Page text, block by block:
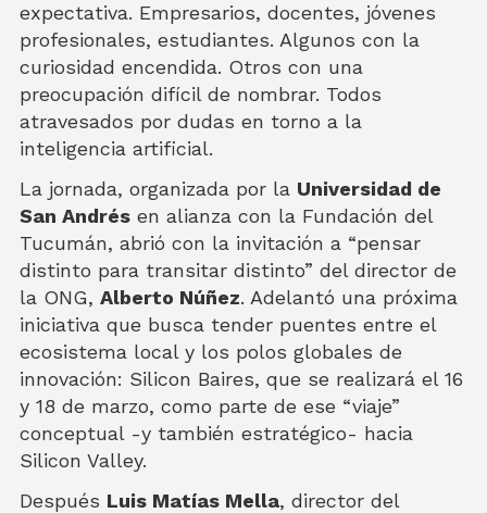
expectativa. Empresarios, docentes, jóvenes
profesionales, estudiantes. Algunos con la
curiosidad encendida. Otros con una
preocupación difícil de nombrar. Todos
atravesados por dudas en torno a la
inteligencia artificial.
La jornada, organizada por la Universidad de
San Andrés en alianza con la Fundación del
Tucumán, abrió con la invitación a “pensar
distinto para transitar distinto” del director de
la ONG, Alberto Núñez. Adelantó una próxima
iniciativa que busca tender puentes entre el
ecosistema local y los polos globales de
innovación: Silicon Baires, que se realizará el 16
y 18 de marzo, como parte de ese “viaje”
conceptual -y también estratégico- hacia
Silicon Valley.
Después Luis Matías Mella, director del